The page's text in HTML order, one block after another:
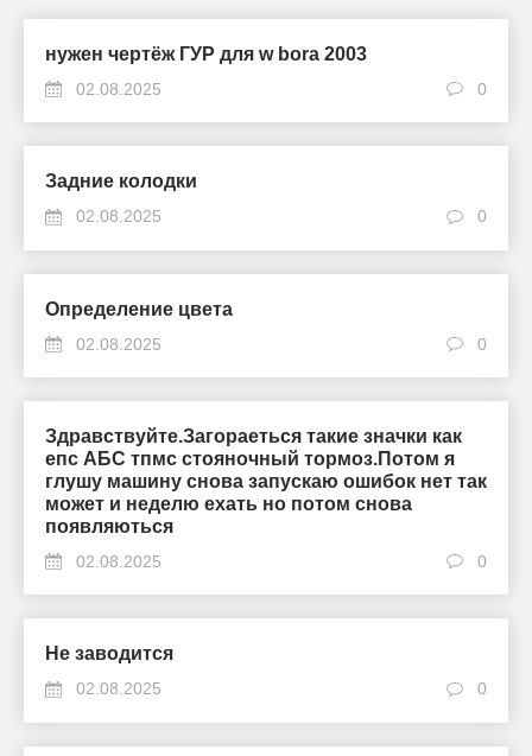
нужен чертёж ГУР для w bora 2003
02.08.2025 0
Задние колодки
02.08.2025 0
Определение цвета
02.08.2025 0
Здравствуйте.Загораеться такие значки как
епс АБС тпмс стояночный тормоз.Потом я
глушу машину снова запускаю ошибок нет так
может и неделю ехать но потом снова
появляються
02.08.2025 0
Не заводится
02.08.2025 0